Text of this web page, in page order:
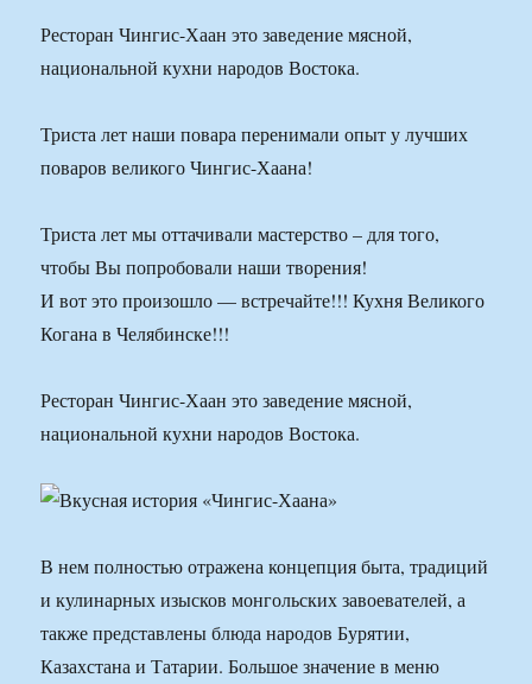
Ресторан Чингис-Хаан это заведение мясной,
национальной кухни народов Востока.
Триста лет наши повара перенимали опыт у лучших
поваров великого Чингис-Хаана!
Триста лет мы оттачивали мастерство – для того,
чтобы Вы попробовали наши творения!
И вот это произошло — встречайте!!! Кухня Великого
Когана в Челябинске!!!
Ресторан Чингис-Хаан это заведение мясной,
национальной кухни народов Востока.
В нем полностью отражена концепция быта, традиций
и кулинарных изысков монгольских завоевателей, а
также представлены блюда народов Бурятии,
Казахстана и Татарии. Большое значение в меню